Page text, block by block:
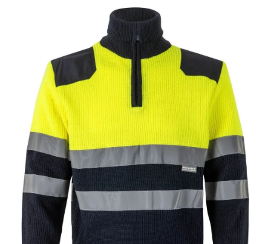
OCHRANNÉ POMÔCKY
% OUTLET
Predajne Kontakt Chránená dielňa
Pre firmy
Katalógy
Doprava, platba a zľavy
Potlač lôg
Formulár na výmenu tovaru
Kto sme
Reklamačný poriadok
Akcie v predajniach
Formulár na vrátenie tovaru /odstúpenie od zmluvy
Obchodné podmienky
Zásady ochrany osobných údajov